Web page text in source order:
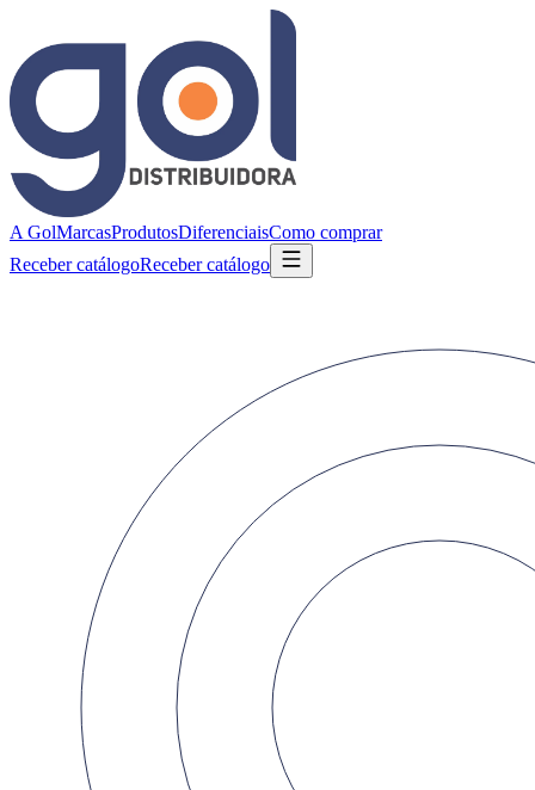
A GolMarcasProdutosDiferenciaisComo comprar
Receber catálogoReceber catálogo